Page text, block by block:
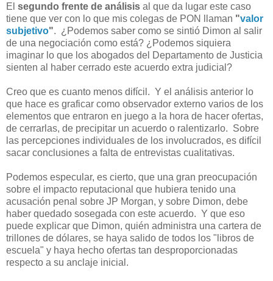
El segundo frente de análisis al que da lugar este caso
tiene que ver con lo que mis colegas de PON llaman "valor
subjetivo". ¿Podemos saber como se sintió Dimon al salir
de una negociación como está? ¿Podemos siquiera
imaginar lo que los abogados del Departamento de Justicia
sienten al haber cerrado este acuerdo extra judicial?
Creo que es cuanto menos difícil. Y el análisis anterior lo
que hace es graficar como observador externo varios de los
elementos que entraron en juego a la hora de hacer ofertas,
de cerrarlas, de precipitar un acuerdo o ralentizarlo. Sobre
las percepciones individuales de los involucrados, es difícil
sacar conclusiones a falta de entrevistas cualitativas.
Podemos especular, es cierto, que una gran preocupación
sobre el impacto reputacional que hubiera tenido una
acusación penal sobre JP Morgan, y sobre Dimon, debe
haber quedado sosegada con este acuerdo. Y que eso
puede explicar que Dimon, quién administra una cartera de
trillones de dólares, se haya salido de todos los "libros de
escuela" y haya hecho ofertas tan desproporcionadas
respecto a su anclaje inicial.